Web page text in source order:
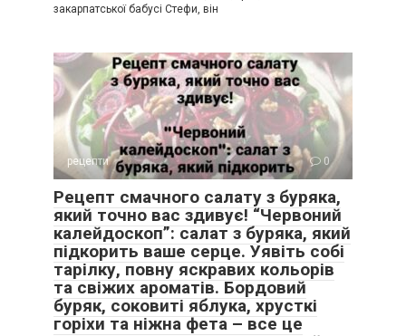
закарпатської бабусі Стефи, він
рецепти 0
Рецепт смачного салату з буряка,
який точно вас здивує! “Червоний
калейдоскоп”: салат з буряка, який
підкорить ваше серце. Уявіть собі
тарілку, повну яскравих кольорів
та свіжих ароматів. Бордовий
буряк, соковиті яблука, хрусткі
горіхи та ніжна фета – все це